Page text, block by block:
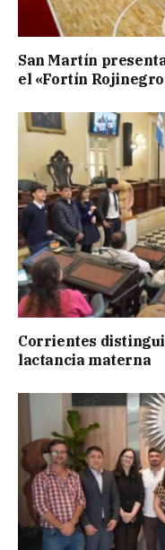
San Martín
el «Fortín
Corrientes
lactancia materna